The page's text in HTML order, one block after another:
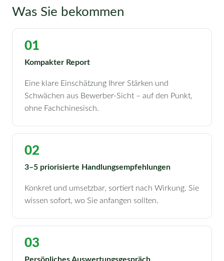
Was Sie bekommen
01
Kompakter Report
Eine klare Einschätzung Ihrer Stärken und
Schwächen aus Bewerber-Sicht – auf den Punkt,
ohne Fachchinesisch.
02
3–5 priorisierte Handlungsempfehlungen
Konkret und umsetzbar, sortiert nach Wirkung. Sie
wissen sofort, wo Sie anfangen sollten.
03